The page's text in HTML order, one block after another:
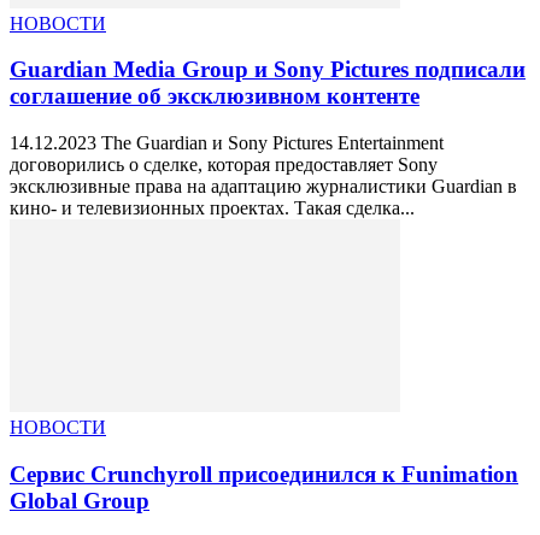
НОВОСТИ
Guardian Media Group и Sony Pictures подписали
соглашение об эксклюзивном контенте
14.12.2023 The Guardian и Sony Pictures Entertainment
договорились о сделке, которая предоставляет Sony
эксклюзивные права на адаптацию журналистики Guardian в
кино- и телевизионных проектах. Такая сделка...
НОВОСТИ
Сервис Crunchyroll присоединился к Funimation
Global Group